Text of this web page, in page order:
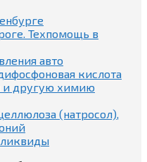
Техпомощь в
авто
кислота
и другую химию
(натросол),